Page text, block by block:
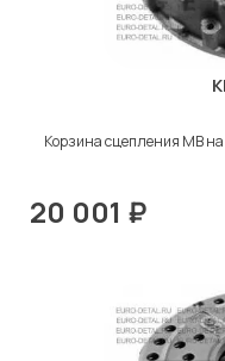
Корзина сцепления МВ
20 001 ₽